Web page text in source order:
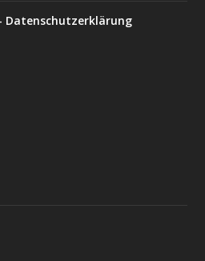
Datenschutzerklärung